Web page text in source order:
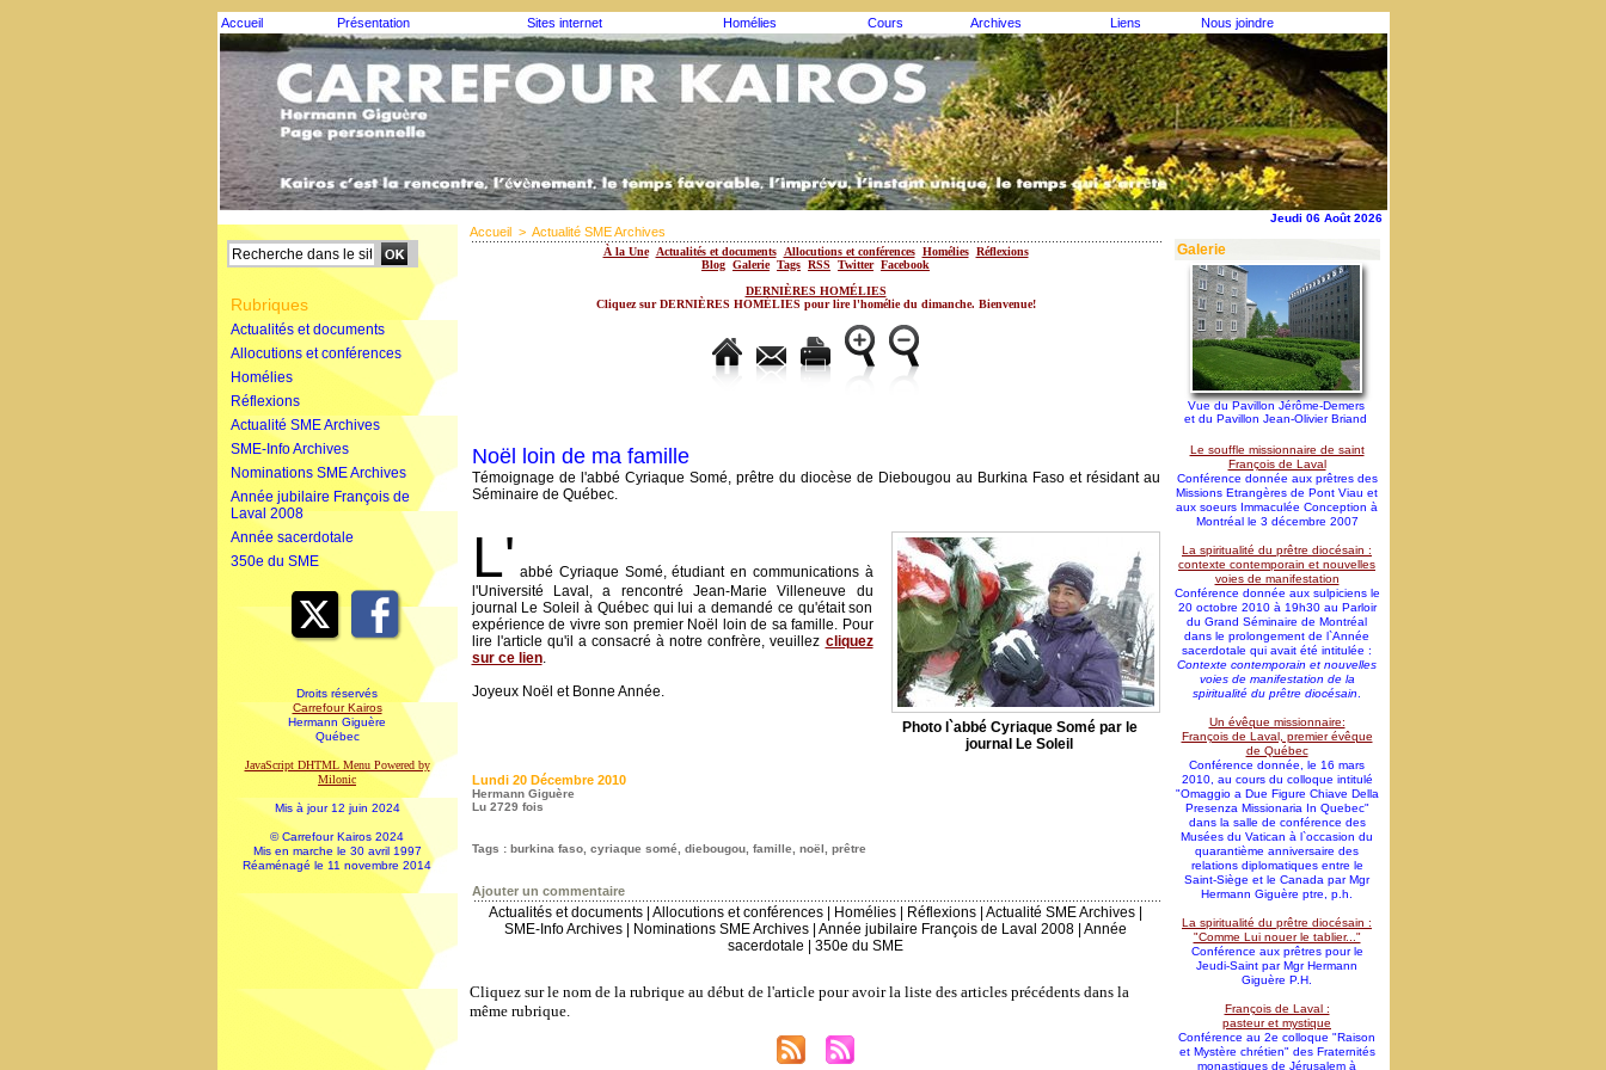
Accueil Présentation Sites internet Homélies Cours Archives Liens Nous joindre
Jeudi 06 Août 2026
Rubriques
Actualités et documents
Allocutions et conférences
Homélies
Réflexions
Actualité SME Archives
SME-Info Archives
Nominations SME Archives
Année jubilaire François de
Laval 2008
Année sacerdotale
350e du SME
Droits réservés
Carrefour Kairos
Hermann Giguère
Québec
JavaScript DHTML Menu Powered by
Milonic
Mis à jour 12 juin 2024
© Carrefour Kairos 2024
Mis en marche le 30 avril 1997
Réaménagé le 11 novembre 2014
Accueil > Actualité SME Archives
À la Une Actualités et documents Allocutions et conférences Homélies Réflexions
Blog Galerie Tags RSS Twitter Facebook
DERNIÈRES HOMÉLIES
Cliquez sur DERNIÈRES HOMÉLIES pour lire l'homélie du dimanche. Bienvenue!
Noël loin de ma famille
Témoignage de l'abbé Cyriaque Somé, prêtre du diocèse de Diebougou au Burkina Faso et résidant au
Séminaire de Québec.
Photo l`abbé Cyriaque Somé par le
journal Le Soleil
L' abbé Cyriaque Somé, étudiant en communications à
l'Université Laval, a rencontré Jean-Marie Villeneuve du
journal Le Soleil à Québec qui lui a demandé ce qu'était son
expérience de vivre son premier Noël loin de sa famille. Pour
lire l'article qu'il a consacré à notre confrère, veuillez cliquez
sur ce lien.
Joyeux Noël et Bonne Année.
Lundi 20 Décembre 2010
Hermann Giguère
Lu 2729 fois
Tags : burkina faso, cyriaque somé diebougou, famille noël prêtre
Ajouter un commentaire
Actualités et documents Allocutions et conférences Homélies Réflexions Actualité SME Archives
SME-Info Archives
Nominations SME Archives Année jubilaire François de Laval 2008 Année
sacerdotale
350e du SME
Cliquez sur le nom de la rubrique au début de l'article pour avoir la liste des articles précédents dans la
même rubrique.
Galerie
Vue du Pavillon Jérôme-Demers
et du Pavillon Jean-Olivier Briand
Le souffle missionnaire de saint
François de Laval
Conférence donnée aux prêtres des
Missions Etrangères de Pont Viau et
aux soeurs Immaculée Conception à
Montréal le 3 décembre 2007
La spiritualité du prêtre diocésain :
contexte contemporain et nouvelles
voies de manifestation
Conférence donnée aux sulpiciens le
20 octobre 2010 à 19h30 au Parloir
du Grand Séminaire de Montréal
dans le prolongement de l`Année
sacerdotale qui avait été intitulée :
Contexte contemporain et nouvelles
voies de manifestation de la
spiritualité du prêtre diocésain
Un évêque missionnaire:
François de Laval, premier évêque
de Québec
Conférence donnée, le 16 mars
2010, au cours du colloque intitulé
"Omaggio a Due Figure Chiave Della
Presenza Missionaria In Quebec"
dans la salle de conférence des
Musées du Vatican à l`occasion du
quarantième anniversaire des
relations diplomatiques entre le
Saint-Siège et le Canada par Mgr
Hermann Giguère ptre, p.h.
La spiritualité du prêtre diocésain :
"Comme Lui nouer le tablier..."
Conférence aux prêtres pour le
Jeudi-Saint par Mgr Hermann
Giguère P.H.
François de Laval :
pasteur et mystique
Conférence au 2e colloque "Raison
et Mystère chrétien" des Fraternités
monastiques de Jérusalem à